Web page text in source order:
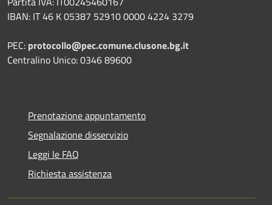
IBAN: IT 46 K 05387 52910 0000 4224 3279
PEC: protocollo@pec.comune.clusone.bg.it
Centralino Unico: 0346 89600
Prenotazione appuntamento
Segnalazione disservizio
Leggi le FAQ
Richiesta assistenza